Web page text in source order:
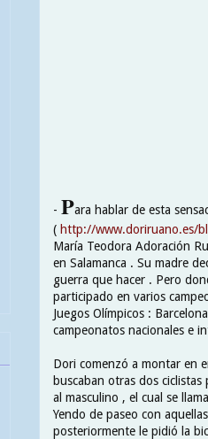
- Para hablar de esta
( http://www.doriruano.es/
María Teodora Adoración
en Salamanca . Su madre
guerra que hacer . Pero
participado en varios
Juegos Olímpicos :
campeonatos nacionales e
Dori comenzó a montar en
buscaban otras dos
al masculino , el cual se
Yendo de paseo con
posteriormente le pidió la